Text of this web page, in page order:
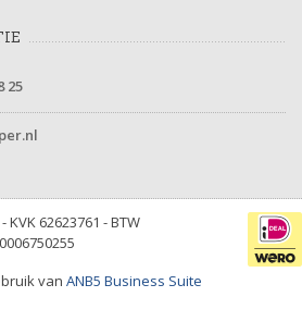
25
62623761 - BTW
van ANB5 Business Suite